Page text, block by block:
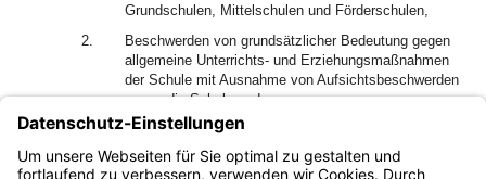
Grundschulen, Mittelschulen und Förderschulen,
2.
Beschwerden von grundsätzlicher Bedeutung gegen
allgemeine Unterrichts- und Erziehungsmaßnahmen
der Schule mit Ausnahme von Aufsichtsbeschwerden
gegen die Schule und von
Dienstaufsichtsbeschwerden,
3.
sonstige Schulveranstaltungen, die die gesamte
Schule betreffen.